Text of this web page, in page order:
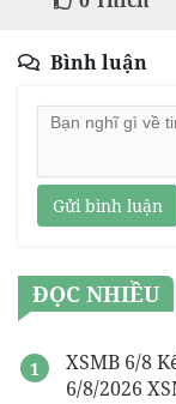
Bình luận
Gửi bình luận
ĐỌC NHIỀU
XSMB 6/8
6/8/2026